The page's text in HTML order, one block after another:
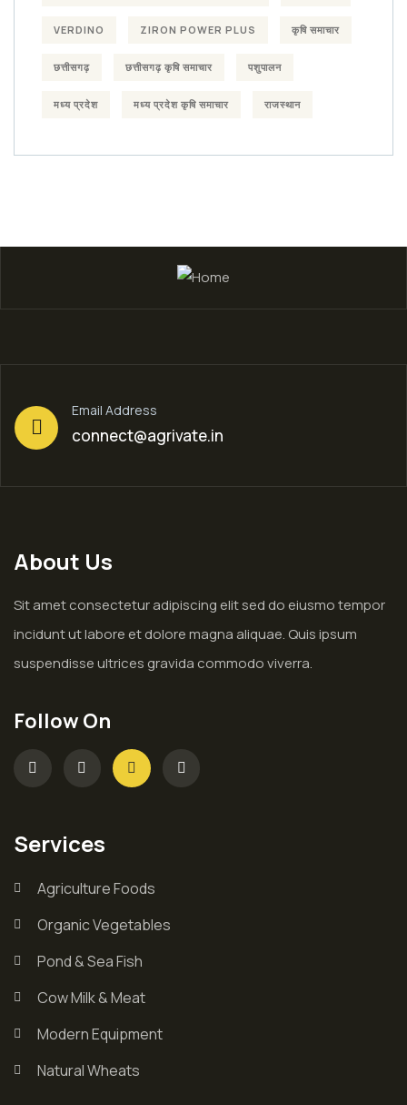
VERDINO ZIRON POWER PLUS कृषि समाचार
छत्तीसगढ़ छत्तीसगढ़ कृषि समाचार पशुपालन
मध्य प्रदेश मध्य प्रदेश कृषि समाचार राजस्थान
Email Address
connect@agrivate.in
About Us
Sit amet consectetur adipiscing elit sed do eiusmo tempor
incidunt ut labore et dolore magna aliquae. Quis ipsum
suspendisse ultrices gravida commodo viverra.
Follow On
Services
Agriculture Foods
Organic Vegetables
Pond & Sea Fish
Cow Milk & Meat
Modern Equipment
Natural Wheats